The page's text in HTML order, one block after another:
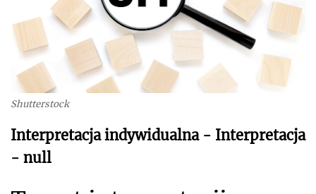
Shutterstock
Interpretacja indywidualna - Interpretacja
- null